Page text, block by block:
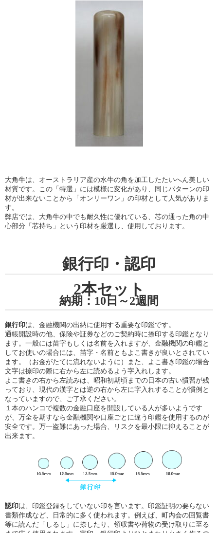
大角牛は、オーストラリア産の水牛の角を加工したたいへん美しい
材質です。この「特選」には模様に変化があり、同じパターンの印
材が出来ないことから「オンリーワン」の印材として人気がありま
す。
弊店では、大角牛の中でも耐久性に優れている、芯の通った角の中
心部分「芯持ち」という印材を厳選し、使用しております。
銀行印・認印
2本セット
納期：10日～2週間
銀行印は、金融機関の出納に使用する重要な印鑑です。
通帳開設時の他、保険や証券などのご契約時に捺印する印鑑となり
ます。一般には苗字もしくは名前を入れますが、金融機関の印鑑と
してお使いの場合には、苗字・名前ともよこ書きが良いとされてい
ます。（お金がたてに流れないように）また、よこ書き印鑑の場合
文字は捺印の際に右から左に読めるよう字入れします。
よこ書きの右から左読みは、昭和初期頃までの日本の古い慣習が残
っており、現代の漢字とは逆の右から左に字入れすることが慣例と
なっていますので、ご了承ください。
１本のハンコで複数の金融口座を開設している人が多いようです
が、万全を期すなら金融機関や口座ごとに違う印鑑を使用するのが
安全です。万一盗難にあった場合、リスクを最小限に抑えることが
出来ます。
認印は、印鑑登録をしていない印を言います。印鑑証明の要らない
書類作成など、日常的に多く使われます。例えば、町内会の回覧書
等に読んだ「しるし」に捺したり、領収書や荷物の受け取りに至る